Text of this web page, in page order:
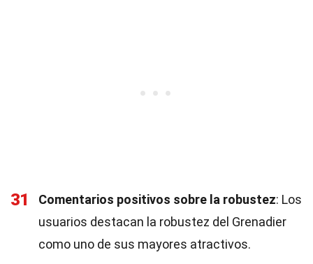
31 Comentarios positivos sobre la robustez: Los
usuarios destacan la robustez del Grenadier
como uno de sus mayores atractivos.